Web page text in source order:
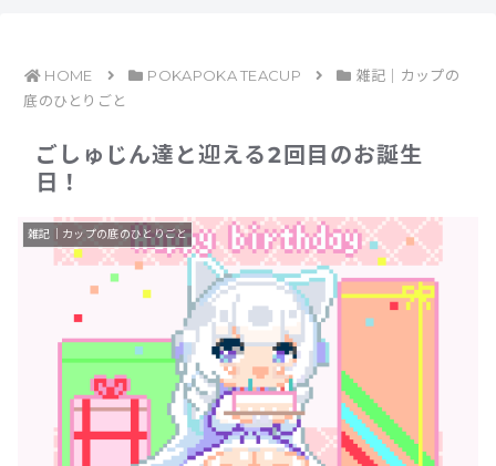
HOME POKAPOKA TEACUP
雑記｜カップの
底のひとりごと
ごしゅじん達と迎える2回目のお誕生
日！
雑記｜カップの底のひとりごと